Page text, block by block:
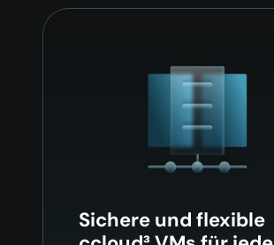
Sichere und flexible